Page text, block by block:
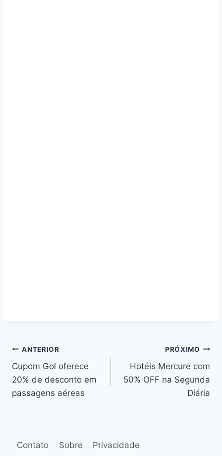
Navegação
de
Post
ANTERIOR
Cupom Gol oferece
20% de desconto em
passagens aéreas
PRÓXIMO
Hotéis Mercure com
50% OFF na Segunda
Diária
Contato Sobre Privacidade